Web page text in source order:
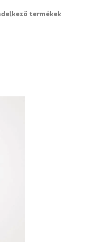
termékek